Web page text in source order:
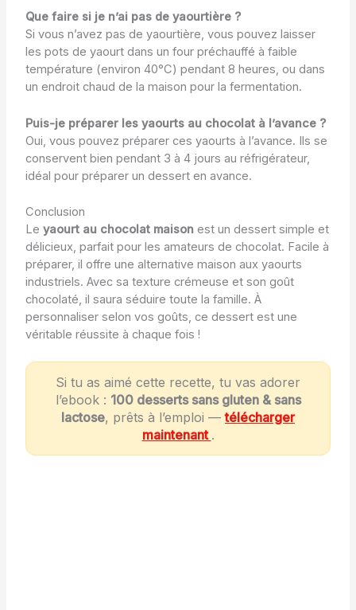
Que faire si je n’ai pas de yaourtière ?
Si vous n’avez pas de yaourtière, vous pouvez laisser
les pots de yaourt dans un four préchauffé à faible
température (environ 40°C) pendant 8 heures, ou dans
un endroit chaud de la maison pour la fermentation.
Puis-je préparer les yaourts au chocolat à l’avance ?
Oui, vous pouvez préparer ces yaourts à l’avance. Ils se
conservent bien pendant 3 à 4 jours au réfrigérateur,
idéal pour préparer un dessert en avance.
Conclusion
Le yaourt au chocolat maisonest un dessert simple et
délicieux, parfait pour les amateurs de chocolat. Facile à
préparer, il offre une alternative maison aux yaourts
industriels. Avec sa texture crémeuse et son goût
chocolaté, il saura séduire toute la famille. À
personnaliser selon vos goûts, ce dessert est une
véritable réussite à chaque fois !
Si tu as aimé cette recette, tu vas adorer
l’ebook : 100 desserts sans gluten & sans
lactose, prêts à l’emploi —télécharger
maintenant .